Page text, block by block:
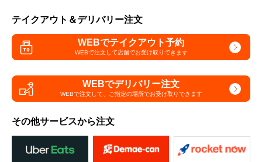
テイクアウト＆デリバリー注文
WEBでテイクアウト予約
WEBで注文して店舗でお受け取りできます
WEBでデリバリー注文
WEBで注文して、 ご指定の場所でお受け取りできます
その他サービスから注文